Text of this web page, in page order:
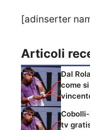
[adinserter
Articoli
Dal
come
tv